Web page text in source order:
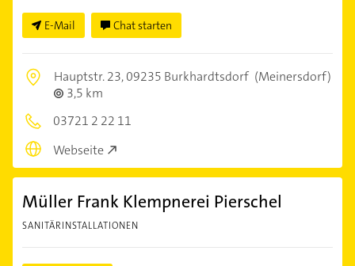
E-Mail Chat starten
Hauptstr. 23,09235 Burkhardtsdorf (Meinersdorf)
3,5 km
03721 2 22 11
Webseite
Müller Frank Klempnerei Pierschel
SANITÄRINSTALLATIONEN